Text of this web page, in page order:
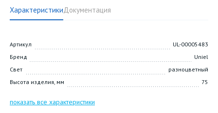
ХарактеристикиДокументация
Артикул
UL-00005483
Бренд
Uniel
Свет
разноцветный
Высота изделия, мм
75
показать все характеристики